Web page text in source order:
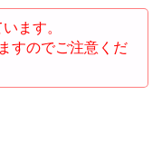
ます。
すのでご注意くだ